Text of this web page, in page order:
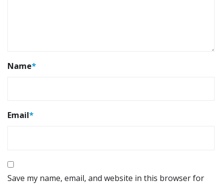
Name*
Email*
Save my name, email, and website in this browser for